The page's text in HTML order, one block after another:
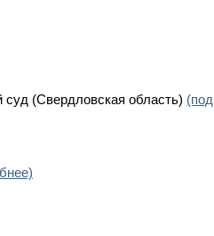
суд (Свердловская область)